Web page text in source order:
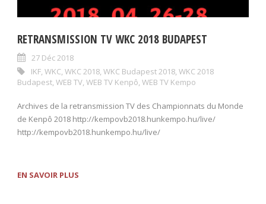
RETRANSMISSION TV WKC 2018 BUDAPEST
27 Déc 2018
IKF, WKC, WKC 2018, WKC Budapest 2018, WKC 2018
Budapest, WEB TV, WEB TV Kenpô, WEB TV Kempo
Archives de la retransmission TV des Championnats du Monde
de Kenpô 2018 http://kempovb2018.hunkempo.hu/live/
http://kempovb2018.hunkempo.hu/live/
EN SAVOIR PLUS